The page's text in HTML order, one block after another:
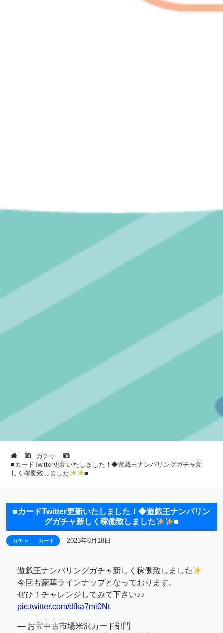
ガチャ
■カードTwitter更新いたしました！◆遊戯王ナンバリングガチャ新
しく稼働致しました
■
■カードTwitter更新いたしました！◆遊戯王ナンバリン
グガチャ新しく稼働致しました
■
ガチャ カード 2023年6月18日
遊戯王ナンバリングガチャ新しく稼働致しました
今回も豪華ラインナップとなっております。
ぜひ！チャレンジしてみて下さい♪♪
pic.twitter.com/dfka7mi0Nt
— お宝中古市場米沢カード部門